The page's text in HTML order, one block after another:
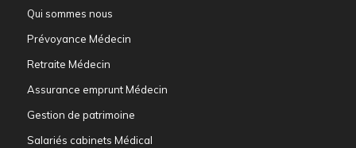
Qui sommes nous
Prévoyance Médecin
Retraite Médecin
Assurance emprunt Médecin
Gestion de patrimoine
Salariés cabinets Médical